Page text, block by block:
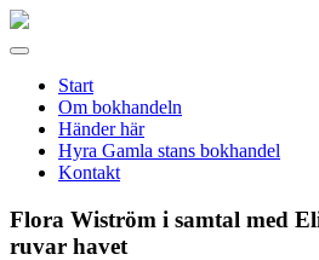
Gamla
Meny
Start
Om bokhandeln
Händer här
Hyra Gamla stans bokhandel
Kontakt
Flora Wiström i samtal med
ruvar havet